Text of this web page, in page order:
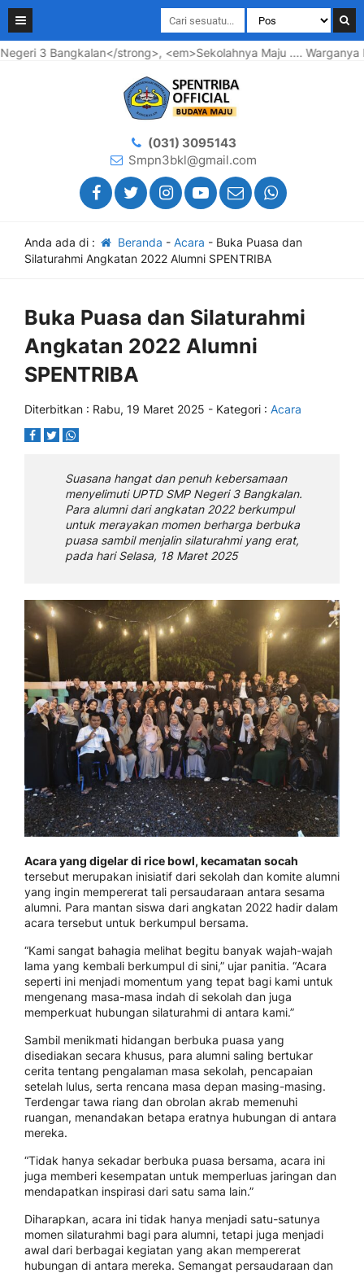
strong>, <em>Sekolahnya Maju .... Warganya Bahagia
(031) 3095143
Smpn3bkl@gmail.com
Anda ada di : Beranda - Acara - Buka Puasa dan
Silaturahmi Angkatan 2022 Alumni SPENTRIBA
Buka Puasa dan Silaturahmi
Angkatan 2022 Alumni
SPENTRIBA
Diterbitkan : Rabu, 19 Maret 2025 - Kategori : Acara
Suasana hangat dan penuh kebersamaan
menyelimuti UPTD SMP Negeri 3 Bangkalan.
Para alumni dari angkatan 2022 berkumpul
untuk merayakan momen berharga berbuka
puasa sambil menjalin silaturahmi yang erat,
pada hari Selasa, 18 Maret 2025
Acara yang digelar di rice bowl, kecamatan socah
tersebut merupakan inisiatif dari sekolah dan komite alumni
yang ingin mempererat tali persaudaraan antara sesama
alumni. Para mantan siswa dari angkatan 2022 hadir dalam
acara tersebut untuk berkumpul bersama.
“Kami sangat bahagia melihat begitu banyak wajah-wajah
lama yang kembali berkumpul di sini,” ujar panitia. “Acara
seperti ini menjadi momentum yang tepat bagi kami untuk
mengenang masa-masa indah di sekolah dan juga
memperkuat hubungan silaturahmi di antara kami.”
Sambil menikmati hidangan berbuka puasa yang
disediakan secara khusus, para alumni saling bertukar
cerita tentang pengalaman masa sekolah, pencapaian
setelah lulus, serta rencana masa depan masing-masing.
Terdengar tawa riang dan obrolan akrab memenuhi
ruangan, menandakan betapa eratnya hubungan di antara
mereka.
“Tidak hanya sekadar berbuka puasa bersama, acara ini
juga memberi kesempatan untuk memperluas jaringan dan
mendapatkan inspirasi dari satu sama lain.”
Diharapkan, acara ini tidak hanya menjadi satu-satunya
momen silaturahmi bagi para alumni, tetapi juga menjadi
awal dari berbagai kegiatan yang akan mempererat
hubungan di antara mereka. Semangat persaudaraan dan